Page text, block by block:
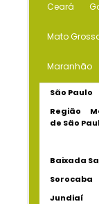
Ceará
Mato
Maranhão
São Paulo
Região
de São
Baixada
Sorocaba
Jundiaí